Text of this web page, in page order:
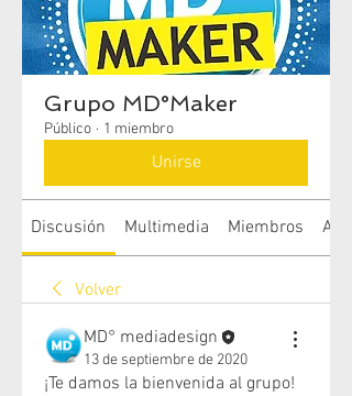
Grupo MD°Maker
Público · 1 miembro
Unirse
Discusión Multimedia Miembros
Volver
MD° mediadesign
13 de septiembre de 2020
¡Te damos la bienvenida al grupo!